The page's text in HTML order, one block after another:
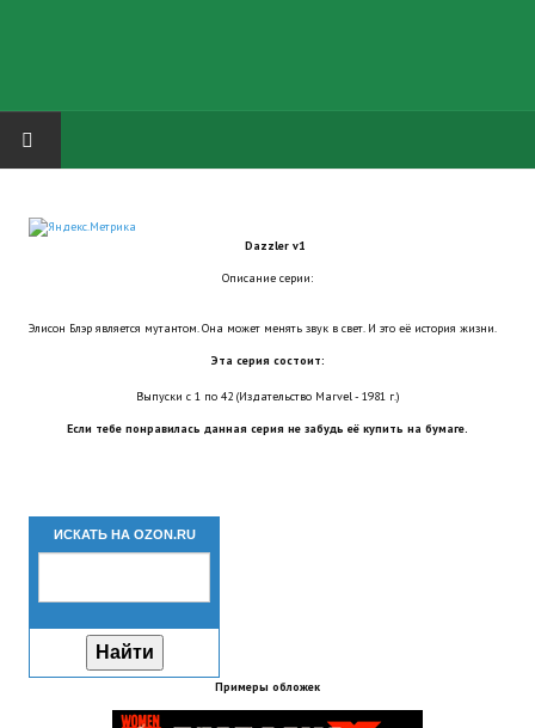
Теневой кардинал для Обливиона
Новый ГГ
Моды группы
Теневой кардинал для Скайрима
Dazzler v1
Описание серии:
Элисон Блэр является мутантом. Она может менять звук в свет. И это её история жизни.
Эта серия состоит:
Выпуски с 1 по 42 (Издательство Marvel - 1981 г.)
Если тебе понравилась данная серия не забудь её купить на бумаге.
ИСКАТЬ НА OZON.RU
Примеры обложек